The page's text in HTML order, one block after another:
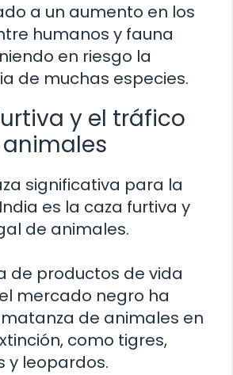
a un aumento en los
humanos y fauna
en riesgo la
de muchas especies.
y el tráfico
significativa para la
es la caza furtiva y
de animales.
de productos de vida
mercado negro ha
de animales en
como tigres,
y leopardos.